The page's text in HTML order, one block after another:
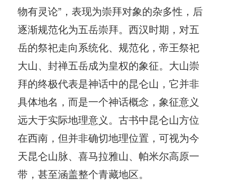
物有灵论”，表现为崇拜对象的杂多性，后
逐渐规范化为五岳崇拜。西汉时期，对五
岳的祭祀走向系统化、规范化，帝王祭祀
大山、封禅五岳成为皇权的象征。大山崇
拜的终极代表是神话中的昆仑山，它并非
具体地名，而是一个神话概念，象征意义
远大于实际地理意义。古书中昆仑山方位
在西南，但并非确切地理位置，可视为今
天昆仑山脉、喜马拉雅山、帕米尔高原一
带，甚至涵盖整个青藏地区。